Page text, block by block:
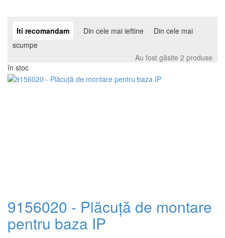
Iti recomandam Din cele mai ieftine
Din cele mai
scumpe
Au fost găsite 2 produse
în stoc
9156020 - Plăcuță de montare
pentru baza IP